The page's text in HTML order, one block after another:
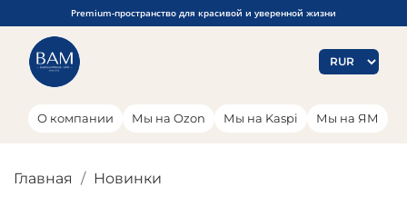
Premium-пространство для красивой и уверенной жизни
О компании Мы на Ozon Мы на Kaspi Мы на ЯМ
Главная Новинки